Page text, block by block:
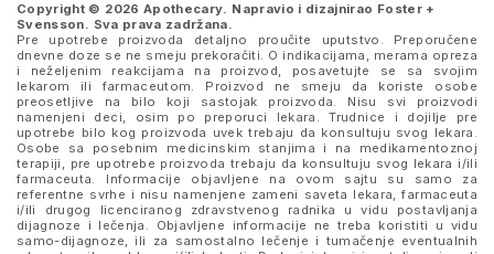
Copyright © 2026 Apothecary. Napravio i dizajnirao Foster +
Svensson. Sva prava zadržana.
Pre upotrebe proizvoda detaljno proučite uputstvo. Preporučene
dnevne doze se ne smeju prekoračiti. O indikacijama, merama opreza
i neželjenim reakcijama na proizvod, posavetujte se sa svojim
lekarom ili farmaceutom. Proizvod ne smeju da koriste osobe
preosetljive na bilo koji sastojak proizvoda. Nisu svi proizvodi
namenjeni deci, osim po preporuci lekara. Trudnice i dojilje pre
upotrebe bilo kog proizvoda uvek trebaju da konsultuju svog lekara.
Osobe sa posebnim medicinskim stanjima i na medikamentoznoj
terapiji, pre upotrebe proizvoda trebaju da konsultuju svog lekara i/ili
farmaceuta. Informacije objavljene na ovom sajtu su samo za
referentne svrhe i nisu namenjene zameni saveta lekara, farmaceuta
i/ili drugog licenciranog zdravstvenog radnika u vidu postavljanja
dijagnoze i lečenja. Objavljene informacije ne treba koristiti u vidu
samo-dijagnoze, ili za samostalno lečenje i tumačenje eventualnih